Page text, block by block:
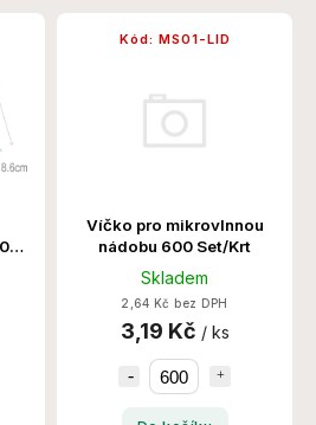
Víčko pro mikrovlnnou
nádobu 600 Set/Krt
Skladem
2,64 Kč bez DPH
3,19 Kč / ks
Kód: MS01-LID